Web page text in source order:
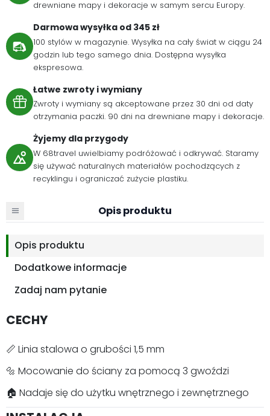
drewniane mapy i dekoracje w samym sercu Europy.
Darmowa wysyłka od 345 zł
100 stylów w magazynie. Wysyłka na cały świat w ciągu 24
godzin lub tego samego dnia. Dostępna wysyłka
ekspresowa.
Łatwe zwroty i wymiany
Zwroty i wymiany są akceptowane przez 30 dni od daty
otrzymania paczki. 90 dni na drewniane mapy i dekoracje.
Żyjemy dla przygody
W 68travel uwielbiamy podróżować i odkrywać. Staramy
się używać naturalnych materiałów pochodzących z
recyklingu i ograniczać zużycie plastiku.
Opis produktu
Opis produktu
Dodatkowe informacje
Zadaj nam pytanie
CECHY
📏 Linia stalowa o grubości 1,5 mm
🔩 Mocowanie do ściany za pomocą 3 gwoździ
🏠 Nadaje się do użytku wnętrznego i zewnętrznego